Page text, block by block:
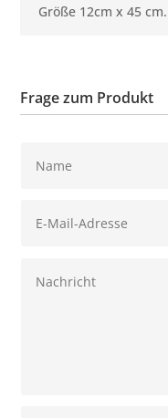
Größe 12cm x 45 cm.
Frage zum Produkt